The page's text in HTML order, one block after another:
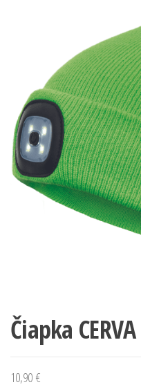
Čiapka
10,90 €